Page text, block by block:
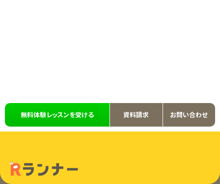
無料体験レッスンを受ける 資料請求 お問い合わせ